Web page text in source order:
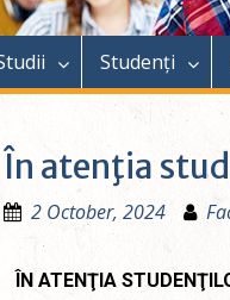
Studenți
În atenţia
2 October, 2024
ÎN ATENŢIA